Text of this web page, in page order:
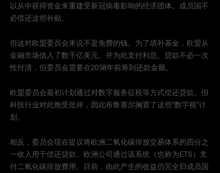
以从中获得资金来重建受新冠病毒影响的经济团体。成员国不
必偿还这些补贴。
但这对欧盟委员会来说不是免费的钱。为了填补基金，欧盟从
金融市场借入了数千亿美元。并为此支付利息。贷款不必一次
性付清，但委员会需要在2058年前筹到还款金额。
欧盟委员会最初计划通过对数字服务征税等方式偿还贷款。但
科技行业对此饱受批评，因此布鲁塞尔搁置了这些“数字税”计
划。
相反，委员会现在提议将欧洲二氧化碳排放交易体系的四分之
一收入用于偿还贷款。欧洲公司通过该系统（也称为ETS）支
付二氧化碳排放费用。目前，由此产生的收益仍完全归成员国